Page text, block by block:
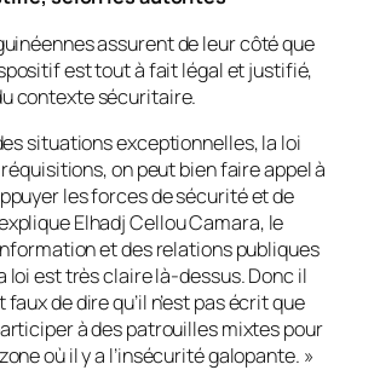
assurent de leur côté que
est tout à fait légal et justifié,
contexte sécuritaire.
situations exceptionnelles, la loi
on peut bien faire appel à
les forces de sécurité et de
Elhadj Cellou Camara, le
et des relations publiques
loi est très claire là-dessus. Donc il
de dire qu’il n’est pas écrit que
à des patrouilles mixtes pour
où il y a l’insécurité galopante. »